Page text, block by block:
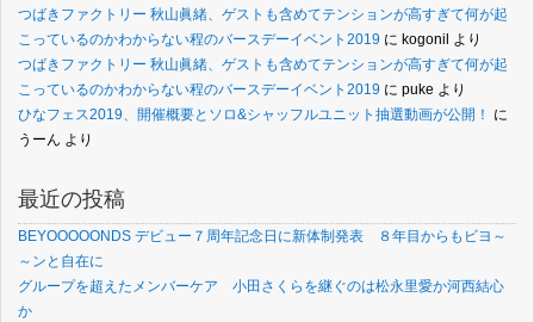
つばきファクトリー 秋山眞緒、ゲストも含めてテンションが高すぎて何が起
こっているのかわからない程のバースデーイベント2019 に kogonil より
つばきファクトリー 秋山眞緒、ゲストも含めてテンションが高すぎて何が起
こっているのかわからない程のバースデーイベント2019 に puke より
ひなフェス2019、開催概要とソロ&シャッフルユニット抽選動画が公開！
に
うーん より
最近の投稿
BEYOOOOONDS デビュー７周年記念日に新体制発表 ８年目からもビヨ～
～ンと自在に
グループを超えたメンバーケア 小田さくらを継ぐのは松永里愛か河西結心
か